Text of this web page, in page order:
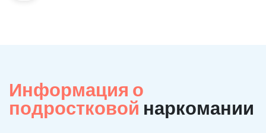
Информация о
подростковой наркомании